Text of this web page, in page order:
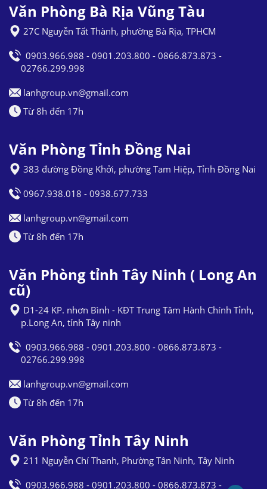
Văn Phòng Bà Rịa Vũng Tàu
27C Nguyễn Tất Thành, phường Bà Rịa, TPHCM
0903.966.988 - 0901.203.800 - 0866.873.873 -
02766.299.998
lanhgroup.vn@gmail.com
Từ 8h đến 17h
Văn Phòng Tỉnh Đồng Nai
383 đường Đồng Khởi, phường Tam Hiệp, Tỉnh Đồng Nai
0967.938.018 - 0938.677.733
lanhgroup.vn@gmail.com
Từ 8h đến 17h
Văn Phòng tỉnh Tây Ninh ( Long An
cũ)
D1-24 KP. nhơn Bình - KĐT Trung Tâm Hành Chính Tỉnh,
p.Long An, tỉnh Tây ninh
0903.966.988 - 0901.203.800 - 0866.873.873 -
02766.299.998
lanhgroup.vn@gmail.com
Từ 8h đến 17h
Văn Phòng Tỉnh Tây Ninh
211 Nguyễn Chí Thanh, Phường Tân Ninh, Tây Ninh
0903.966.988 - 0901.203.800 - 0866.873.873 -